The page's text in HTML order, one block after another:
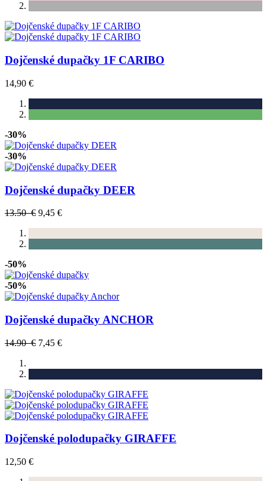
Dojčenské dupačky 1F CARIBO
14,90 €
-30%
-30%
Dojčenské dupačky DEER
13.50 € 9,45 €
-50%
-50%
Dojčenské dupačky ANCHOR
14.90 € 7,45 €
Dojčenské polodupačky GIRAFFE
12,50 €